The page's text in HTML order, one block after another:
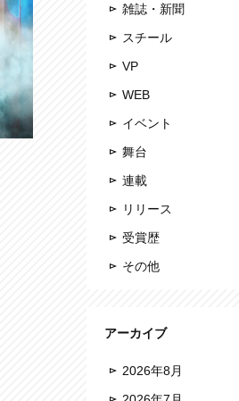
雑誌・新聞
スチール
VP
WEB
イベント
舞台
連載
リリース
受賞歴
その他
アーカイブ
2026年8月